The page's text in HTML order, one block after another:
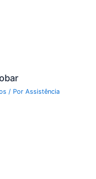
/ PorAssistência